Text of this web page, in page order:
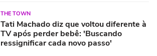
THE TOWN
Tati Machado diz que voltou diferente à
TV após perder bebê: 'Buscando
ressignificar cada novo passo'